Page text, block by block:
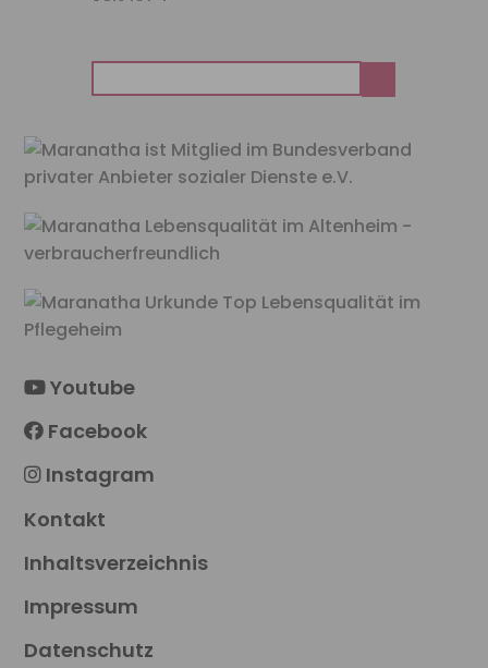
nach:
Youtube
Facebook
Instagram
Kontakt
Inhaltsverzeichnis
Impressum
Datenschutz